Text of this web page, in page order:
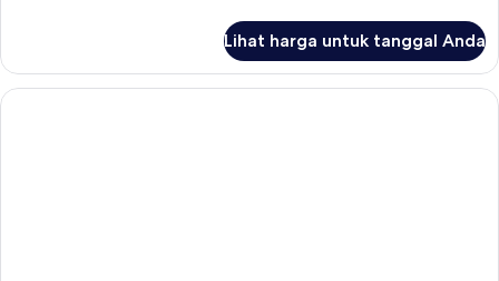
Superior
Art
Design
Lihat harga untuk tanggal Anda